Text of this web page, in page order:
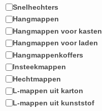
Snelhechters
Hangmappen
Hangmappen voor kasten
Hangmappen voor laden
Hangmappenkoffers
Insteekmappen
Hechtmappen
L-mappen uit karton
L-mappen uit kunststof